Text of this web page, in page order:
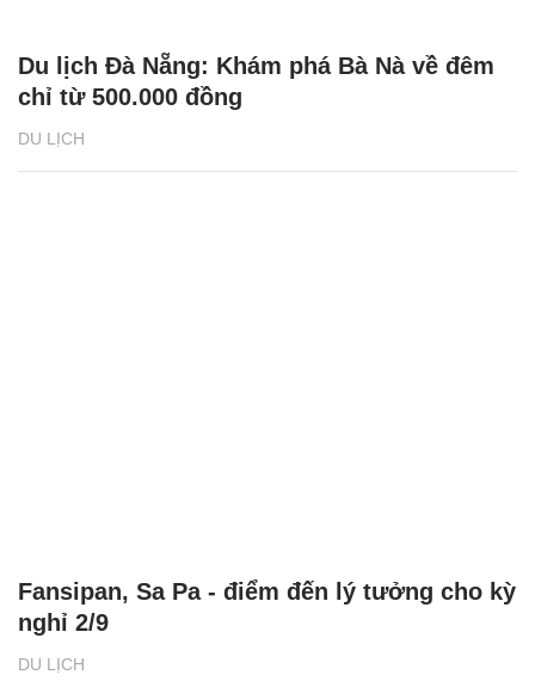
DU LỊCH
Du lịch Đà Nẵng: Khám phá Bà Nà về đêm
chỉ từ 500.000 đồng
DU LỊCH
Fansipan, Sa Pa - điểm đến lý tưởng cho kỳ
nghỉ 2/9